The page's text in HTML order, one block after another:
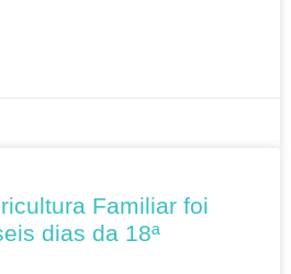
Familiar foi
dias da 18ª